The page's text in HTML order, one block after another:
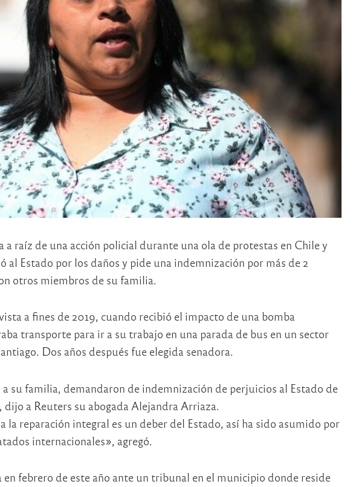
a raíz de una acción policial durante una ola de protestas en Chile y
al Estado por los daños y pide una indemnización por más de 2
otros miembros de su familia.
a fines de 2019, cuando recibió el impacto de una bomba
transporte para ir a su trabajo en una parada de bus en un sector
Dos años después fue elegida senadora.
su familia, demandaron de indemnización de perjuicios al Estado de
a Reuters su abogada Alejandra Arriaza.
la reparación integral es un deber del Estado, así ha sido asumido por
internacionales», agregó.
en febrero de este año ante un tribunal en el municipio donde reside